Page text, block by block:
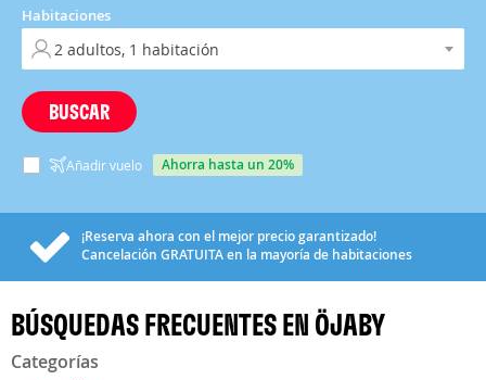
Habitaciones
BUSCAR
Añadir vuelo ahorra hasta un 20%
¡Reserva ahora con el mejor precio garantizado!
Cancelación GRATUITAen la mayoría de habitaciones
BÚSQUEDAS FRECUENTES EN ÖJABY
Categorías